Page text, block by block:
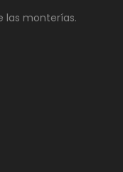
las monterías.